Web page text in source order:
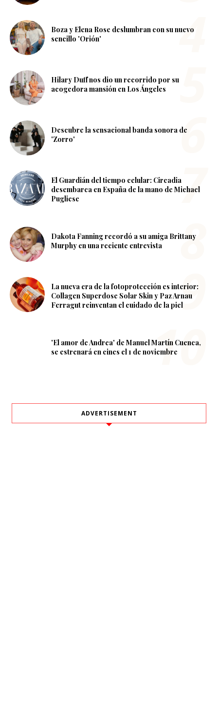
Boza y Elena Rose deslumbran con su nuevo
sencillo 'Orión'
Hilary Duff nos dio un recorrido por su
acogedora mansión en Los Ángeles
Descubre la sensacional banda sonora de
'Zorro'
El Guardián del tiempo celular: Circadia
desembarca en España de la mano de Michael
Pugliese
Dakota Fanning recordó a su amiga Brittany
Murphy en una reciente entrevista
La nueva era de la fotoprotección es interior:
Collagen Superdose Solar Skin y Paz Arnau
Ferragut reinventan el cuidado de la piel
'El amor de Andrea' de Manuel Martín Cuenca,
se estrenará en cines el 1 de noviembre
ADVERTISEMENT